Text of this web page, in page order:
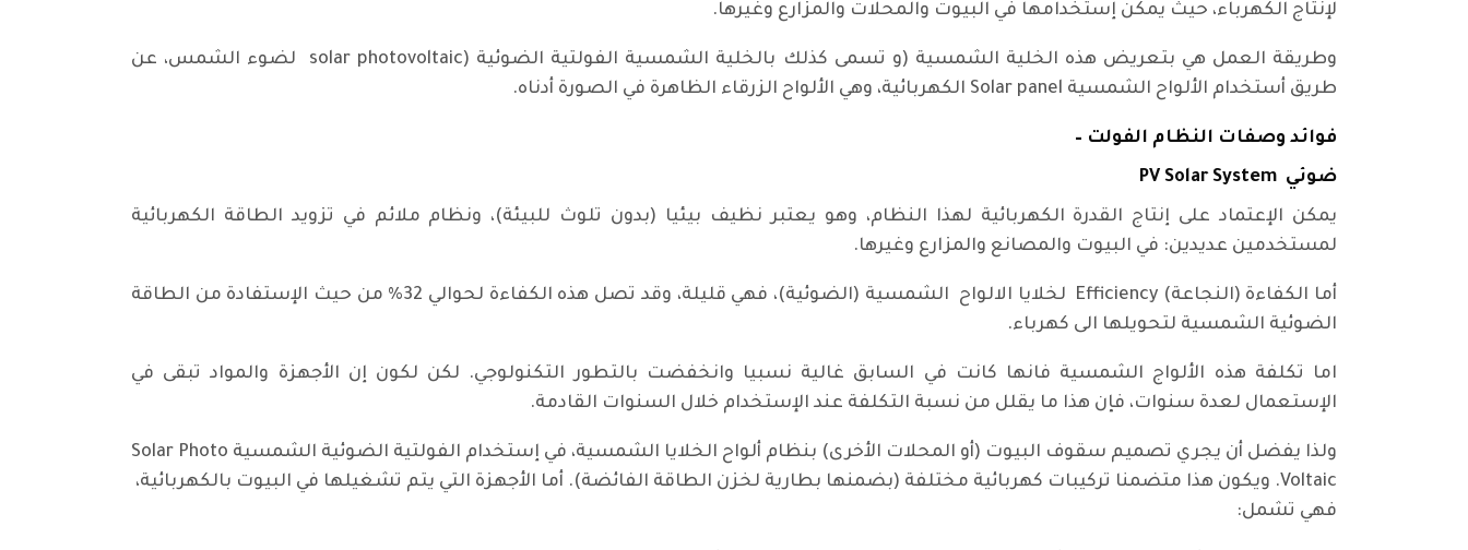
لإنتاج الكهرباء، حيث يمكن إستخدامها في البيوت والمحلات والمزارع وغيرها.
وطريقة العمل هي بتعريض هذه الخلية الشمسية (و تسمى كذلك بالخلية الشمسية الفولتية الضوئية (solar photovoltaic لضوء الشمس، عن
طريق أستخدام الألواح الشمسية Solar panel الكهربائية، وهي الألواح الزرقاء الظاهرة في الصورة أدناه.
فوائد وصفات النظام الفولت –
ضوئي PV Solar System
يمكن الإعتماد على إنتاج القدرة الكهربائية لهذا النظام، وهو يعتبر نظيف بيئيا (بدون تلوث للبيئة)، ونظام ملائم في تزويد الطاقة الكهربائية
لمستخدمين عديدين: في البيوت والمصانع والمزارع وغيرها.
أما الكفاءة (النجاعة) Efficiency لخلايا الالواح الشمسية (الضوئية)، فهي قليلة، وقد تصل هذه الكفاءة لحوالي 32% من حيث الإستفادة من الطاقة
الضوئية الشمسية لتحويلها الى كهرباء.
اما تكلفة هذه الألواج الشمسية فانها كانت في السابق غالية نسبيا وانخفضت بالتطور التكنولوجي. لكن لكون إن الأجهزة والمواد تبقى في
الإستعمال لعدة سنوات، فإن هذا ما يقلل من نسبة التكلفة عند الإستخدام خلال السنوات القادمة.
ولذا يفضل أن يجري تصميم سقوف البيوت (أو المحلات الأخرى) بنظام ألواح الخلايا الشمسية، في إستخدام الفولتية الضوئية الشمسية Solar Photo
Voltaic. ويكون هذا متضمنا تركيبات كهربائية مختلفة (بضمنها بطارية لخزن الطاقة الفائضة). أما الأجهزة التي يتم تشغيلها في البيوت بالكهربائية،
فهي تشمل: